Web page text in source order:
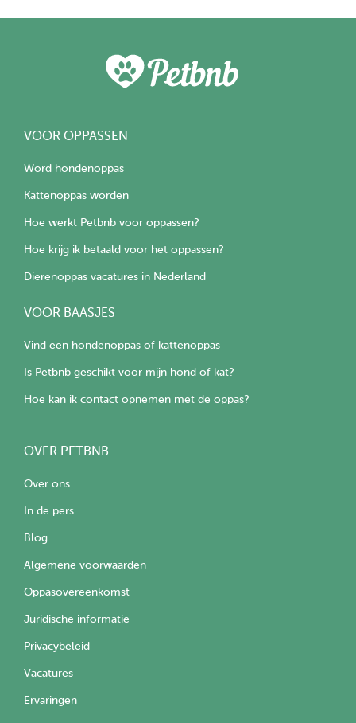
VOOR OPPASSEN
Word hondenoppas
Kattenoppas worden
Hoe werkt Petbnb voor oppassen?
Hoe krijg ik betaald voor het oppassen?
Dierenoppas vacatures in Nederland
VOOR BAASJES
Vind een hondenoppas of kattenoppas
Is Petbnb geschikt voor mijn hond of kat?
Hoe kan ik contact opnemen met de oppas?
OVER PETBNB
Over ons
In de pers
Blog
Algemene voorwaarden
Oppasovereenkomst
Juridische informatie
Privacybeleid
Vacatures
Ervaringen